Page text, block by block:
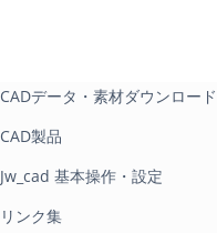
CADデータ・素材ダウンロード
CAD製品
Jw_cad 基本操作・設定
リンク集